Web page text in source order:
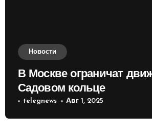
Новости
В Москве ограничат
Садовом кольце
telegnews Авг 1, 2025